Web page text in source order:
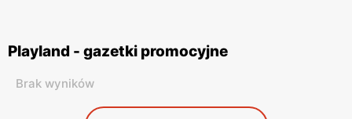
Playland - gazetki promocyjne
Brak wyników